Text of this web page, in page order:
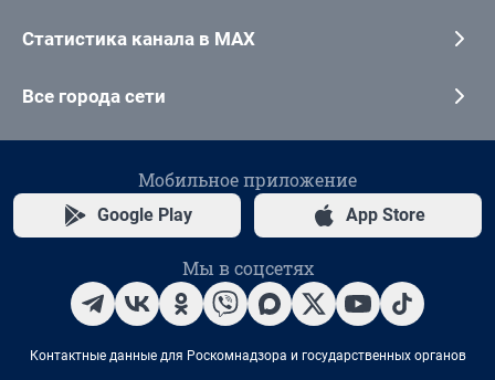
Статистика канала в MAX
Все города сети
Мобильное приложение
Google Play App Store
Мы в соцсетях
Контактные данные для Роскомнадзора и государственных органов